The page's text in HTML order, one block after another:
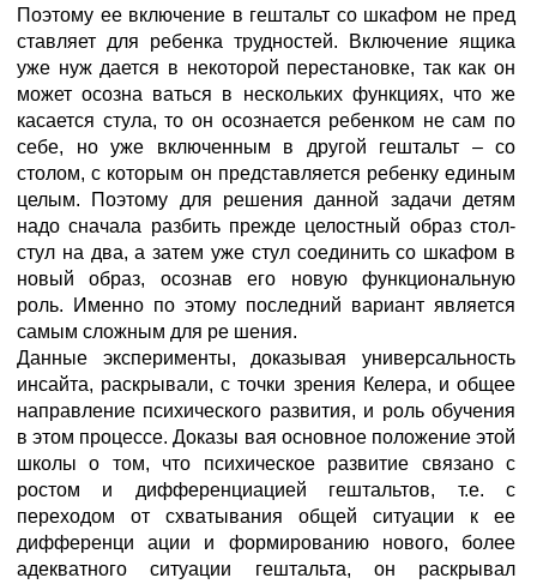
Поэтому ее включение в гештальт со шкафом не пред
ставляет для ребенка трудностей. Включение ящика
уже нуж дается в некоторой перестановке, так как он
может осозна ваться в нескольких функциях, что же
касается стула, то он осознается ребенком не сам по
себе, но уже включенным в другой гештальт – со
столом, с которым он представляется ребенку единым
целым. Поэтому для решения данной задачи детям
надо сначала разбить прежде целостный образ стол-
стул на два, а затем уже стул соединить со шкафом в
новый образ, осознав его новую функциональную
роль. Именно по этому последний вариант является
самым сложным для ре шения.
Данные эксперименты, доказывая универсальность
инсайта, раскрывали, с точки зрения Келера, и общее
направление психического развития, и роль обучения
в этом процессе. Доказы вая основное положение этой
школы о том, что психическое развитие связано с
ростом и дифференциацией гештальтов, т.е. с
переходом от схватывания общей ситуации к ее
дифференци ации и формированию нового, более
адекватного ситуации гештальта, он раскрывал